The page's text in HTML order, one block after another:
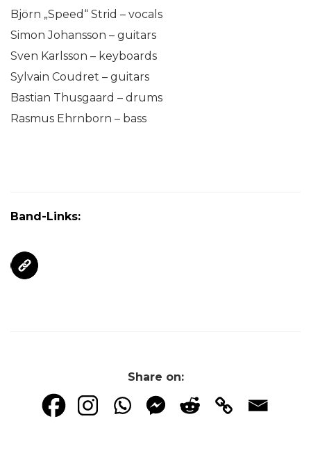
Björn „Speed“ Strid – vocals
Simon Johansson – guitars
Sven Karlsson – keyboards
Sylvain Coudret – guitars
Bastian Thusgaard – drums
Rasmus Ehrnborn – bass
Band-Links:
Share on: